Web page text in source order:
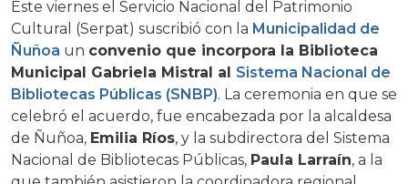
Este viernes el Servicio Nacional del Patrimonio
Cultural (Serpat) suscribió con la Municipalidad de
Ñuñoa un convenio que incorpora la Biblioteca
Municipal Gabriela Mistral al Sistema Nacional de
Bibliotecas Públicas (SNBP). La ceremonia en que se
celebró el acuerdo, fue encabezada por la alcaldesa
de Ñuñoa, Emilia Ríos, y la subdirectora del Sistema
Nacional de Bibliotecas Públicas, Paula Larraín, a la